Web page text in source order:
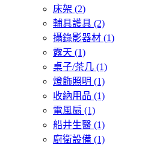
床架 (2)
輔具護具 (2)
攝錄影器材 (1)
露天 (1)
桌子/茶几 (1)
燈飾照明 (1)
收納用品 (1)
電風扇 (1)
船井生醫 (1)
廚衛設備 (1)